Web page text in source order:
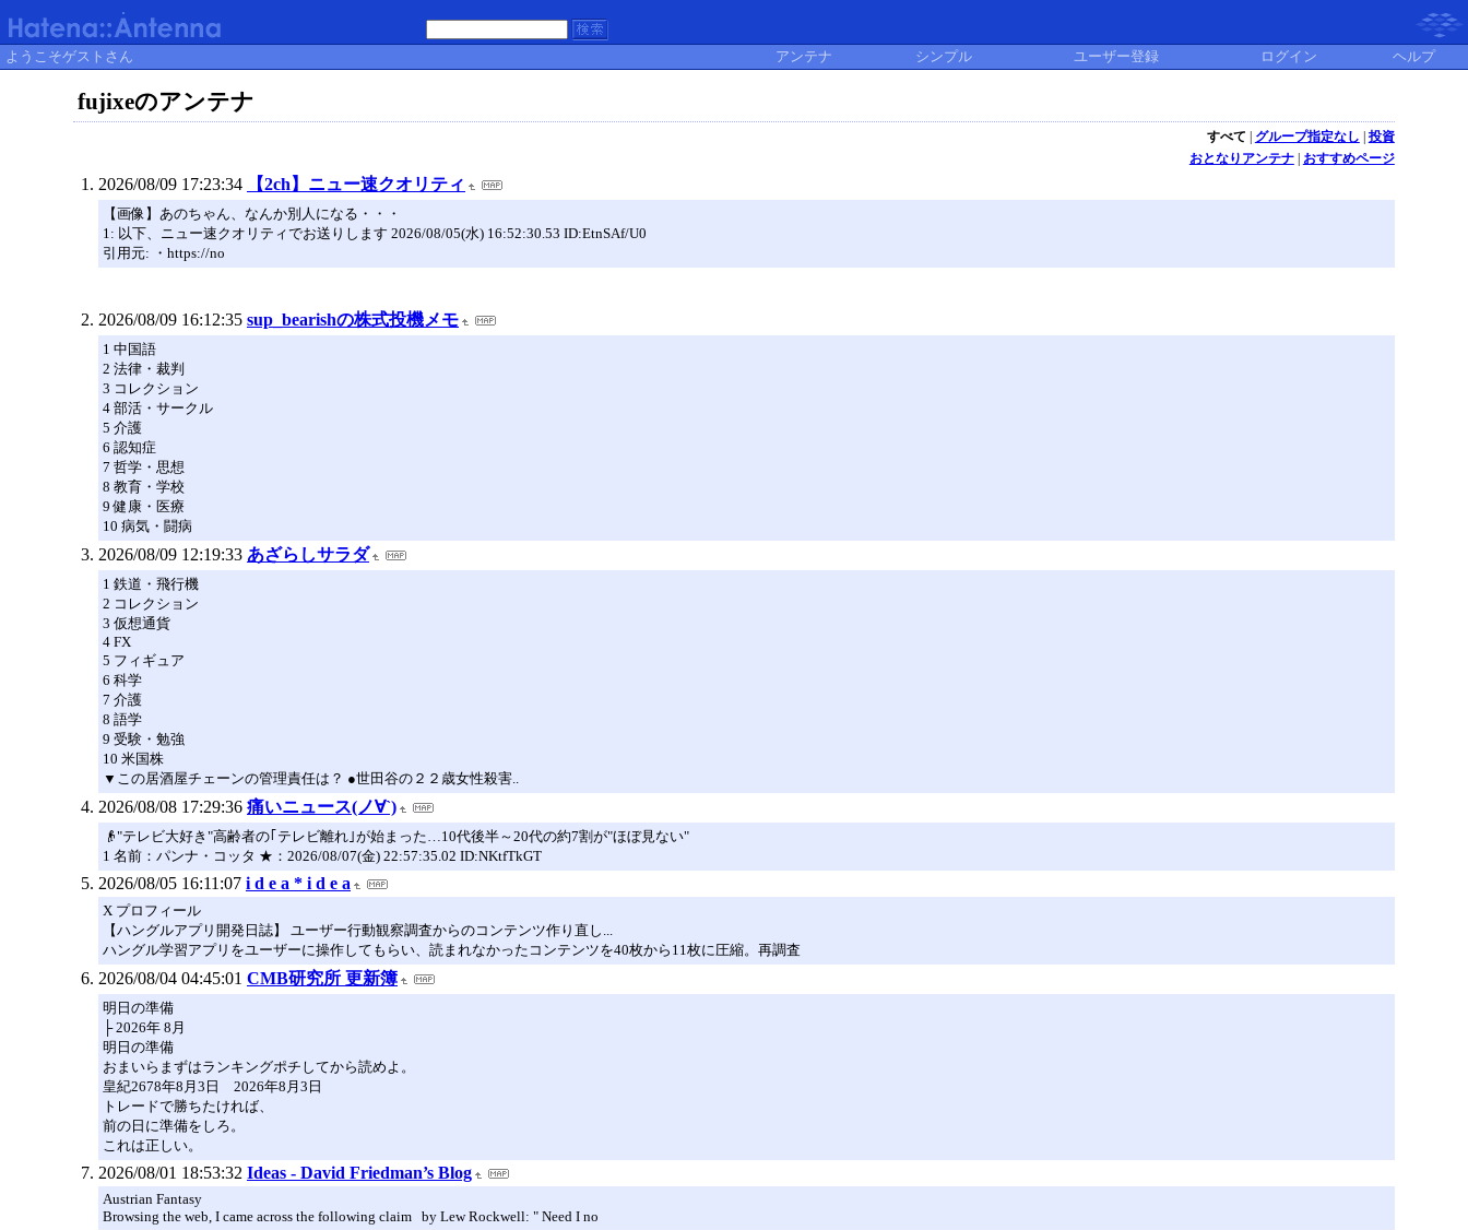
ようこそゲストさん アンテナ シンプル ユーザー登録 ログイン ヘルプ
fujixeのアンテナ
すべて グループ指定なし
投資
おとなりアンテナ| おすすめページ
2026/08/09 17:23:34 【2ch】ニュー速クオリティ
【画像】あのちゃん、なんか別人になる・・・
1: 以下、ニュー速クオリティでお送りします 2026/08/05(水) 16:52:30.53 ID:EtnSAf/U0
引用元: ・https://no
2026/08/09 16:12:35 sup_bearishの株式投機メモ
1 中国語
2 法律・裁判
3 コレクション
4 部活・サークル
5 介護
6 認知症
7 哲学・思想
8 教育・学校
9 健康・医療
10 病気・闘病
2026/08/09 12:19:33 あざらしサラダ
1 鉄道・飛行機
2 コレクション
3 仮想通貨
4 FX
5 フィギュア
6 科学
7 介護
8 語学
9 受験・勉強
10 米国株
▼この居酒屋チェーンの管理責任は？ ●世田谷の２２歳女性殺害..
2026/08/08 17:29:36 痛いニュース(ノ∀`)
👴"テレビ大好き"高齢者の｢テレビ離れ｣が始まった…10代後半～20代の約7割が"ほぼ見ない"
1 名前：パンナ・コッタ ★：2026/08/07(金) 22:57:35.02 ID:NKtfTkGT
2026/08/05 16:11:07 i d e a * i d e a
X プロフィール
【ハングルアプリ開発日誌】 ユーザー行動観察調査からのコンテンツ作り直し...
ハングル学習アプリをユーザーに操作してもらい、読まれなかったコンテンツを40枚から11枚に圧縮。再調査
2026/08/04 04:45:01 CMB研究所 更新簿
明日の準備
├ 2026年 8月
明日の準備
おまいらまずはランキングポチしてから読めよ。
皇紀2678年8月3日 2026年8月3日
トレードで勝ちたければ、
前の日に準備をしろ。
これは正しい。
2026/08/01 18:53:32 Ideas - David Friedman’s Blog
Austrian Fantasy
Browsing the web, I came across the following claim by Lew Rockwell: " Need I no